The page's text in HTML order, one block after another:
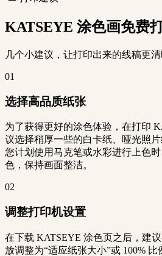
KATSEYE 涂色画免费
几个小建议，让打印出来的线稿更清
01
选择高品质纸张
为了获得更好的涂色体验，在打印
议选择稍厚一些的白卡纸、哑光照
您计划使用马克笔或水彩进行上色
色，保持画面整洁。
02
调整打印机设置
在下载 KATSEYE 涂色页之后，建
放调整为“适应纸张大小”或 100%